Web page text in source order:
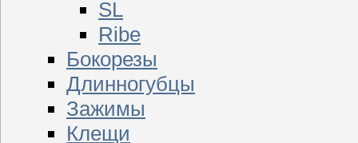
SL
Ribe
Бокорезы
Длинногубцы
Зажимы
Клещи